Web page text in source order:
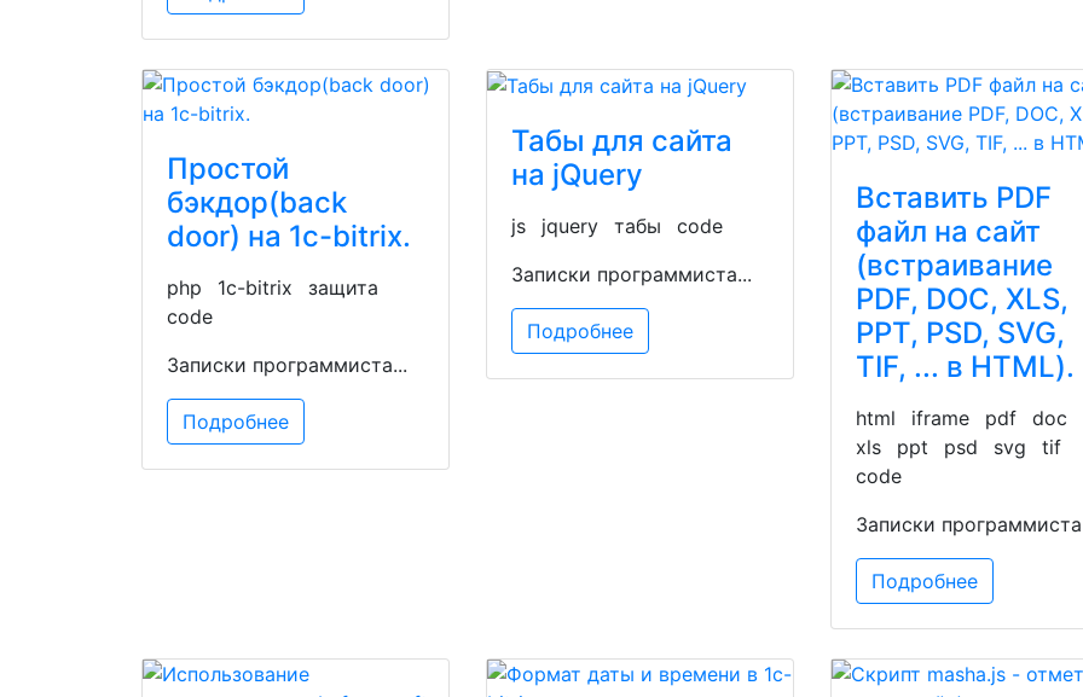
Простой
бэкдор(back
door) на 1c-bitrix.
php 1c-bitrix
защита
code
Записки программиста...
Подробнее
Табы для сайта
на jQuery
js jquery табы
code
Записки программиста...
Подробнее
Вставить PDF
файл на сайт
(встраивание
PDF, DOC, XLS,
PPT, PSD, SVG,
TIF, ... в HTML).
html iframe pdf
doc
xls
ppt psd svg
tif
code
Записки
Подробнее